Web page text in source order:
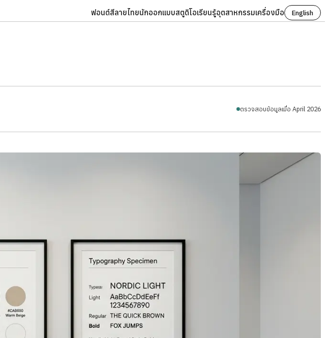
ฟอนต์สีลายไทยนักออกแบบสตูดิโอเรียนรู้อุตสาหกรรมเครื่องมือ
English
ตรวจสอบข้อมูลเมื่อ April 2026